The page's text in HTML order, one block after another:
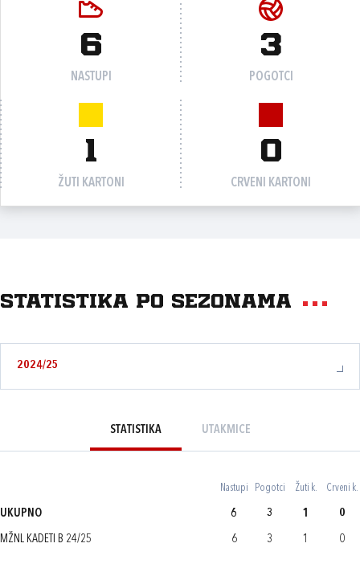
6
NASTUPI
3
POGOTCI
1
ŽUTI KARTONI
0
CRVENI KARTONI
Statistika po sezonama
2024/25
STATISTIKA UTAKMICE
Nastupi Pogotci Žuti k. Crveni k.
UKUPNO 6 3 1 0
MŽNL KADETI B 24/25 6 3 1 0